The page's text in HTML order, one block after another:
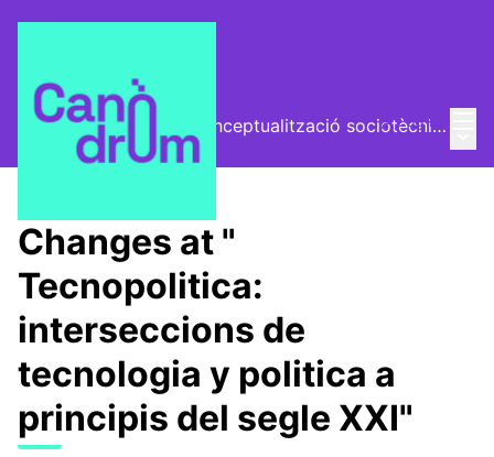
Log inEl Vector (vector de conceptualització sociotècnica)
Trobades
Changes at "
Tecnopolitica:
interseccions de
tecnologia y politica a
principis del segle XXI"